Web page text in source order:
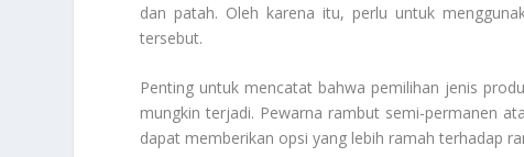
dan patah. Oleh karena itu, perlu untuk
tersebut.
Penting untuk mencatat bahwa pemilihan jenis
mungkin terjadi. Pewarna rambut semi-permanen
dapat memberikan opsi yang lebih ramah terhadap